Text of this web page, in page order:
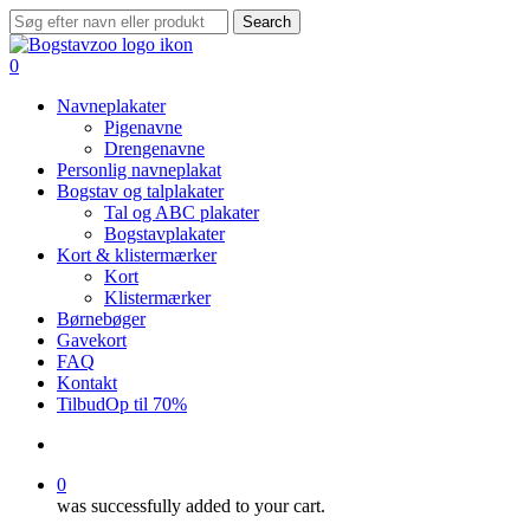
Skip
to
main
Search
Close
Search
search
0
Navneplakater
Pigenavne
Drengenavne
Personlig navneplakat
Bogstav og talplakater
Tal og ABC plakater
Bogstavplakater
Kort & klistermærker
Kort
Klistermærker
Børnebøger
Gavekort
FAQ
Kontakt
TilbudOp til 70%
0
was successfully added to your cart.